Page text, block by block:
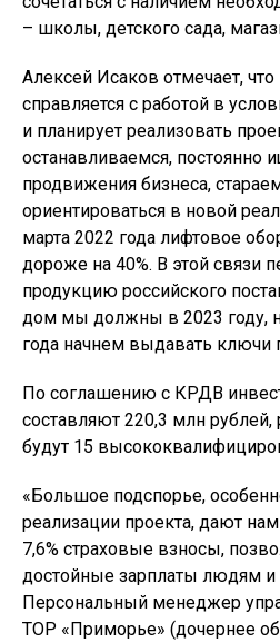
– школы, детского сада,
Алексей Исаков отмечает,
справляется с работой в
и планирует реализовать
останавливаемся, постоянно
продвижения бизнеса,
ориентироваться в новой
марта 2022 года лифтовое
дороже на 40%. В этой связи
продукцию российского
дом мы должны в 2023 году,
года начнем выдавать ключи
По соглашению с КРДВ
составляют 220,3 млн рублей,
будут 15
«Большое подспорье,
реализации проекта, дают
7,6% страховые взносы,
достойные зарплаты людям и
Персональный менеджер
ТОР «Приморье» (дочернее